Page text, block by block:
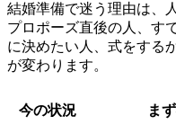
結婚準備で迷う理由は、
プロポーズ直後の人、す
に決めたい人、式をする
が変わります。
今の状況 ま